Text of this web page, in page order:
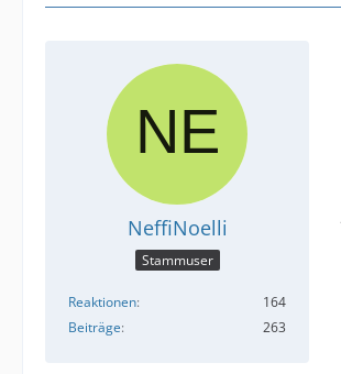
NeffiNoelli
Stammuser
Reaktionen
164
Beiträge
263